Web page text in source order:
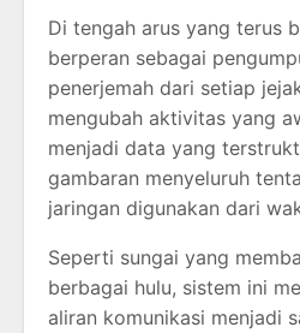
Di tengah arus yang terus
berperan sebagai
penerjemah dari setiap
mengubah aktivitas yang
menjadi data yang
gambaran menyeluruh
jaringan digunakan dari
Seperti sungai yang
berbagai hulu, sistem ini
aliran komunikasi menjadi